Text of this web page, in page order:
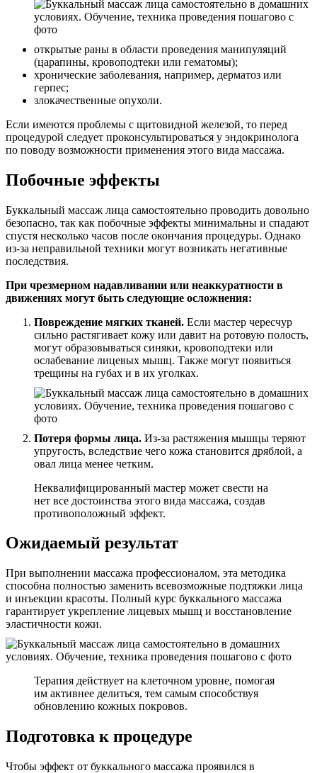
открытые раны в области проведения манипуляций
(царапины, кровоподтеки или гематомы);
хронические заболевания, например, дерматоз или
герпес;
злокачественные опухоли.
Если имеются проблемы с щитовидной железой, то перед
процедурой следует проконсультироваться у эндокринолога
по поводу возможности применения этого вида массажа.
Побочные эффекты
Буккальный массаж лица самостоятельно проводить довольно
безопасно, так как побочные эффекты минимальны и спадают
спустя несколько часов после окончания процедуры. Однако
из-за неправильной техники могут возникать негативные
последствия.
При чрезмерном надавливании или неаккуратности в
движениях могут быть следующие осложнения:
Повреждение мягких тканей. Если мастер чересчур
сильно растягивает кожу или давит на ротовую полость,
могут образовываться синяки, кровоподтеки или
ослабевание лицевых мышц. Также могут появиться
трещины на губах и в их уголках.
Потеря формы лица. Из-за растяжения мышцы теряют
упругость, вследствие чего кожа становится дряблой, а
овал лица менее четким.
Неквалифицированный мастер может свести на
нет все достоинства этого вида массажа, создав
противоположный эффект.
Ожидаемый результат
При выполнении массажа профессионалом, эта методика
способна полностью заменить всевозможные подтяжки лица
и инъекции красоты. Полный курс буккального массажа
гарантирует укрепление лицевых мышц и восстановление
эластичности кожи.
Терапия действует на клеточном уровне, помогая
им активнее делиться, тем самым способствуя
обновлению кожных покровов.
Подготовка к процедуре
Чтобы эффект от буккального массажа проявился в